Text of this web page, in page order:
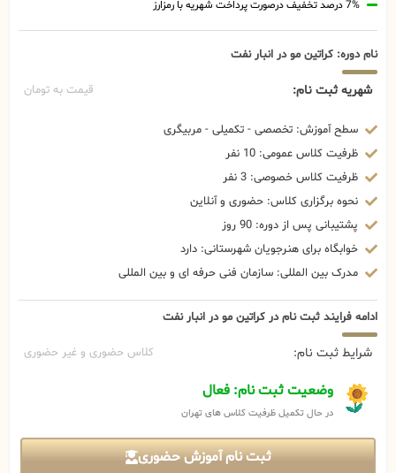
7% درصد تخفیف درصورت پرداخت شهریه با رمزارز
نام دوره: کراتین مو در انبار نفت
شهریه ثبت نام: قیمت به تومان
سطح آموزش: تخصصی - تکمیلی - مربیگری
ظرفیت کلاس عمومی: 10 نفر
ظرفیت کلاس خصوصی: 3 نفر
نحوه برگزاری کلاس: حضوری و آنلاین
پشتیبانی پس از دوره: 90 روز
خوابگاه برای هنرجویان شهرستانی: دارد
مدرک بین المللی: سازمان فنی حرفه ای و بین المللی
ادامه فرایند ثبت نام در کراتین مو در انبار نفت
شرایط ثبت نام: کلاس حضوری و غیر حضوری
وضعیت ثبت نام: فعال
در حال تکمیل ظرفیت کلاس های تهران
ثبت نام آموزش حضوری